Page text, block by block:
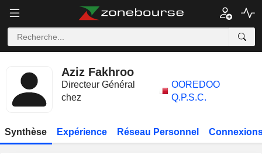
Aziz Fakhroo
Directeur Général
chez
OOREDOO
Q.P.S.C.
Synthèse Expérience Réseau Personnel